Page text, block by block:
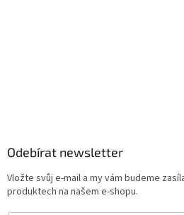
Odebírat newsletter
Vložte svůj e-mail a my vám budeme
produktech na našem e-shopu.